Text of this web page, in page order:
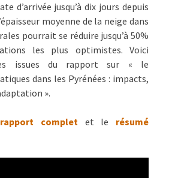
d’arrivée jusqu’à dix jours depuis
moyenne de la neige dans
pourrait se réduire jusqu’à 50%
les plus optimistes. Voici
issues du rapport sur « le
dans les Pyrénées : impacts,
».
complet et le résumé